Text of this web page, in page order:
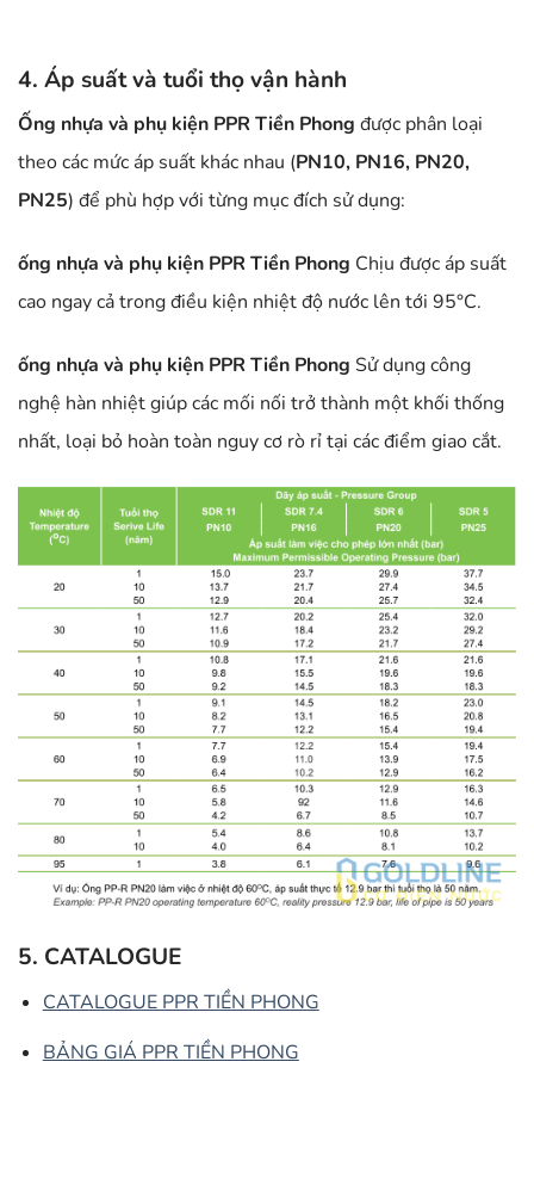
4. Áp suất và tuổi thọ vận hành
Ống nhựa và phụ kiện PPR Tiền Phong được phân loại
theo các mức áp suất khác nhau (PN10, PN16, PN20,
PN25) để phù hợp với từng mục đích sử dụng:
ống nhựa và phụ kiện PPR Tiền Phong Chịu được áp suất
cao ngay cả trong điều kiện nhiệt độ nước lên tới 95°C.
ống nhựa và phụ kiện PPR Tiền Phong Sử dụng công
nghệ hàn nhiệt giúp các mối nối trở thành một khối thống
nhất, loại bỏ hoàn toàn nguy cơ rò rỉ tại các điểm giao cắt.
5. CATALOGUE
CATALOGUE PPR TIỀN PHONG
BẢNG GIÁ PPR TIỀN PHONG